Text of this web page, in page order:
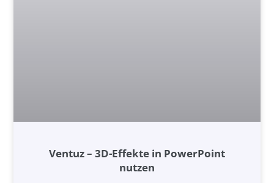
Ventuz – 3D-Effekte in PowerPoint
nutzen